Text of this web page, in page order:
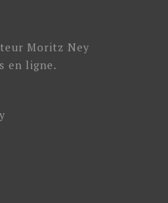
Moritz Ney
en ligne.